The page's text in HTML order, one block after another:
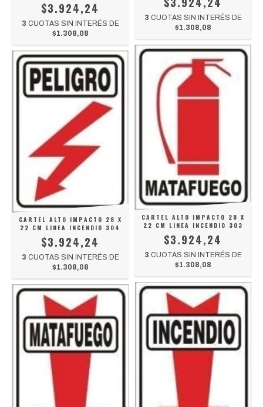
$3.924,24
3 CUOTAS SIN INTERÉS DE
$1.308,08
3 CUOTAS SIN INTERÉS DE
$1.308,08
CARTEL ALTO IMPACTO 28 X
22 CM LINEA INCENDIO 304
$3.924,24
3 CUOTAS SIN INTERÉS DE
$1.308,08
CARTEL ALTO IMPACTO 28 X
22 CM LINEA INCENDIO 303
$3.924,24
3 CUOTAS SIN INTERÉS DE
$1.308,08